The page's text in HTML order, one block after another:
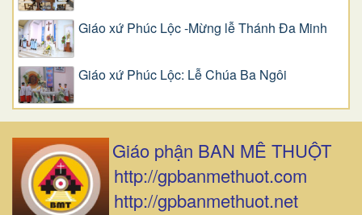
Giáo xứ Phúc Lộc -Mừng lễ Thánh Đa Minh
Giáo xứ Phúc Lộc: Lễ Chúa Ba Ngôi
Giáo phận BAN MÊ THUỘT
http://gpbanmethuot.com
http://gpbanmethuot.net